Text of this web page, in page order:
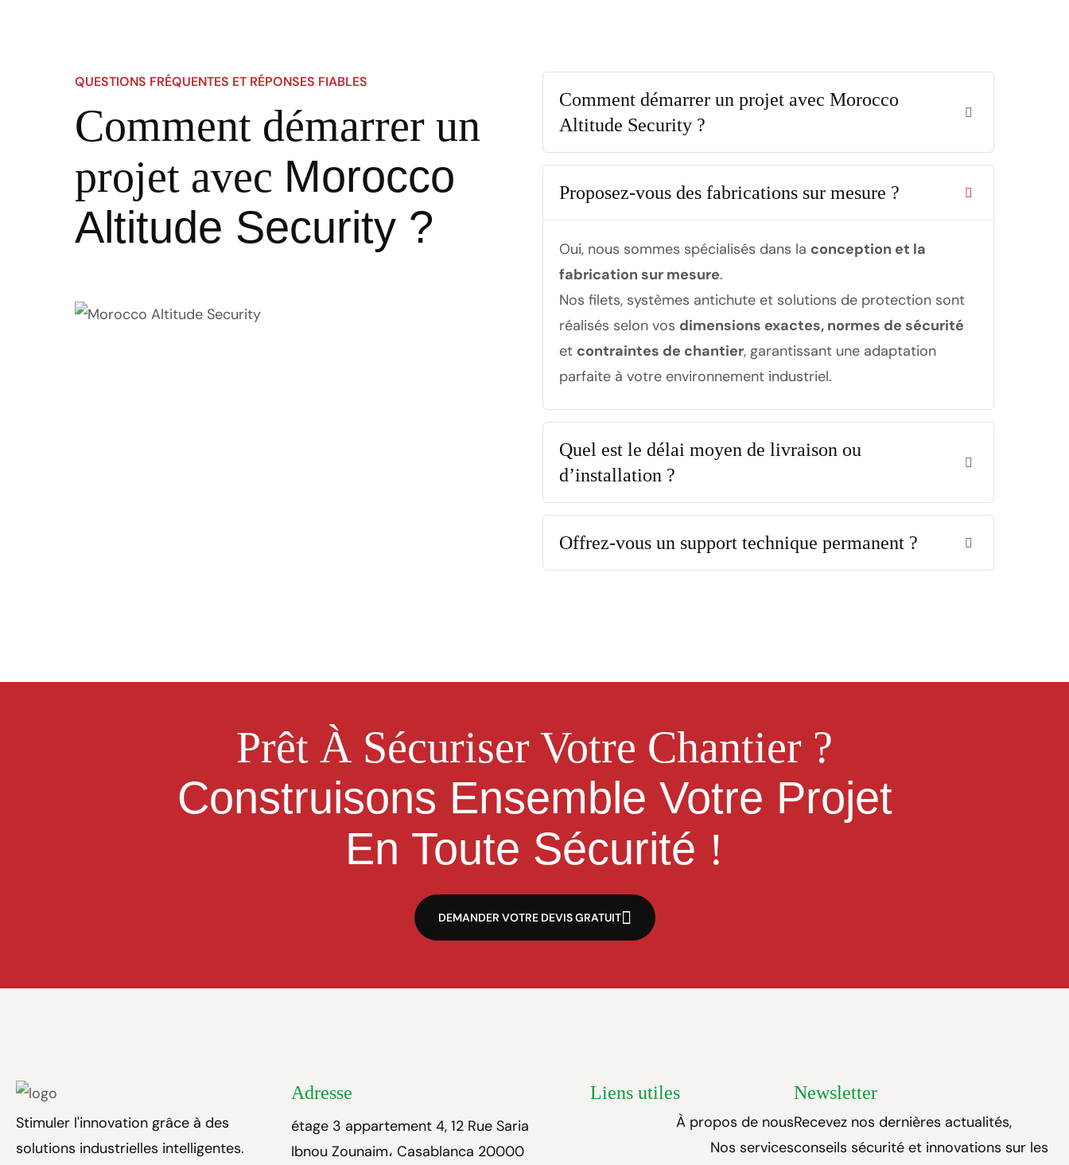
QUESTIONS FRÉQUENTES ET RÉPONSES FIABLES
Comment démarrer un
projet avec Morocco
Altitude Security ?
Comment démarrer un projet avec Morocco
Altitude Security ?
Proposez-vous des fabrications sur mesure ?
Oui, nous sommes spécialisés dans la conception et la
fabrication sur mesure.
Nos filets, systèmes antichute et solutions de protection sont
réalisés selon vos dimensions exactes, normes de sécurité
et contraintes de chantier, garantissant une adaptation
parfaite à votre environnement industriel.
Quel est le délai moyen de livraison ou
d’installation ?
Offrez-vous un support technique permanent ?
Prêt À Sécuriser Votre Chantier ?
Construisons Ensemble Votre Projet
En Toute Sécurité !
DEMANDER VOTRE DEVIS GRATUIT
Stimuler l'innovation grâce à des
solutions industrielles intelligentes.
Adresse
étage 3 appartement 4, 12 Rue Saria
Ibnou Zounaim، Casablanca 20000
Liens utiles
À propos de nous
Nos services
Newsletter
Recevez nos dernières actualités,
conseils sécurité et innovations sur les